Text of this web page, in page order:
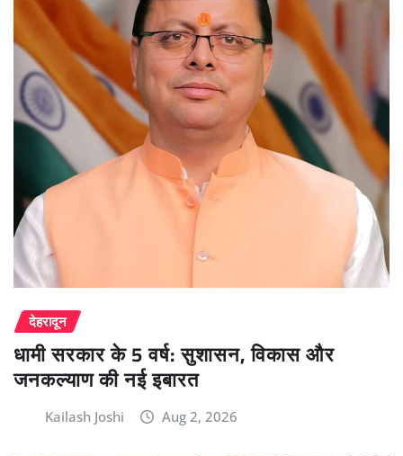
देहरादून
धामी सरकार के 5 वर्ष: सुशासन, विकास और
जनकल्याण की नई इबारत
Kailash Joshi Aug 2, 2026